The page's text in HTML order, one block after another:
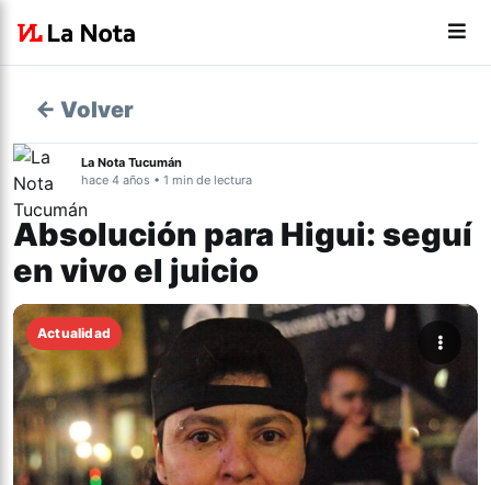
← Volver
La Nota Tucumán
hace 4 años • 1 min de lectura
Absolución para Higui: seguí
en vivo el juicio
Actualidad